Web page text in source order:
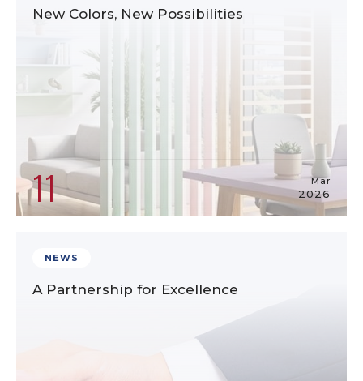
New Colors, New Possibilities
11 Mar
2026
NEWS
A Partnership for Excellence